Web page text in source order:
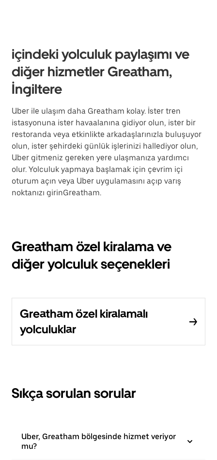
içindeki yolculuk paylaşımı ve
diğer hizmetler Greatham,
İngiltere
Uber ile ulaşım daha Greatham kolay. İster tren
istasyonuna ister havaalanına gidiyor olun, ister bir
restoranda veya etkinlikte arkadaşlarınızla buluşuyor
olun, ister şehirdeki günlük işlerinizi hallediyor olun,
Uber gitmeniz gereken yere ulaşmanıza yardımcı
olur. Yolculuk yapmaya başlamak için çevrim içi
oturum açın veya Uber uygulamasını açıp varış
noktanızı girinGreatham.
Greatham özel kiralama ve
diğer yolculuk seçenekleri
Greatham özel kiralamalı
yolculuklar
Sıkça sorulan sorular
Uber, Greatham bölgesinde hizmet veriyor
mu?